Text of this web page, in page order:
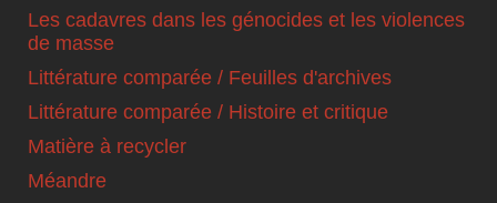
Les cadavres dans les génocides et les violences
de masse
Littérature comparée / Feuilles d'archives
Littérature comparée / Histoire et critique
Matière à recycler
Méandre